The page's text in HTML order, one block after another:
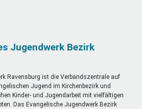
Jugendwerk Bezirk
Ravensburg ist die Verbandszentrale auf
Jugend im Kirchenbezirk und
Kinder- und Jugendarbeit mit vielfältigen
Das Evangelische Jugendwerk Bezirk